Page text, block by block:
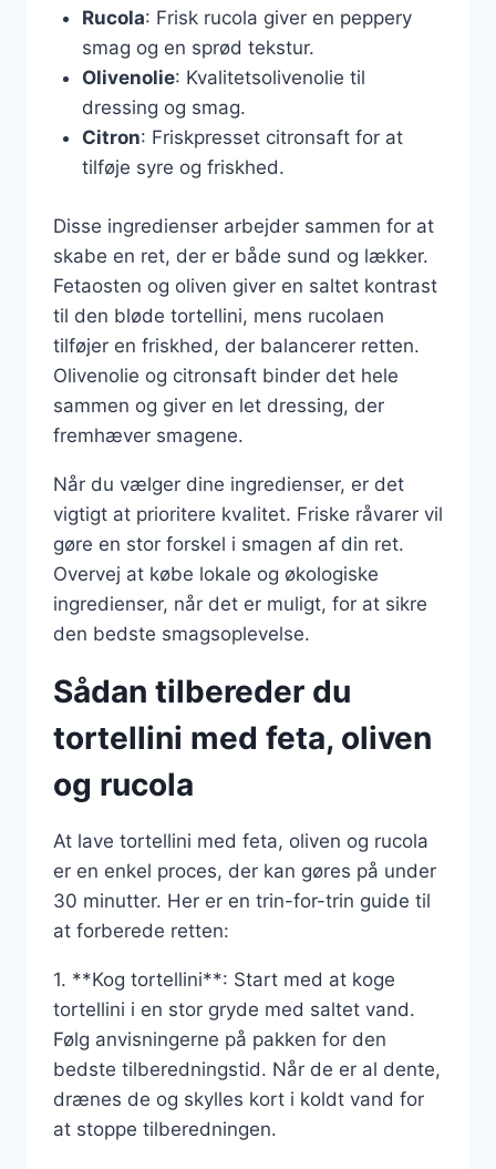
Rucola: Frisk rucola giver en peppery
smag og en sprød tekstur.
Olivenolie: Kvalitetsolivenolie til
dressing og smag.
Citron: Friskpresset citronsaft for at
tilføje syre og friskhed.
Disse ingredienser arbejder sammen for at
skabe en ret, der er både sund og lækker.
Fetaosten og oliven giver en saltet kontrast
til den bløde tortellini, mens rucolaen
tilføjer en friskhed, der balancerer retten.
Olivenolie og citronsaft binder det hele
sammen og giver en let dressing, der
fremhæver smagene.
Når du vælger dine ingredienser, er det
vigtigt at prioritere kvalitet. Friske råvarer vil
gøre en stor forskel i smagen af din ret.
Overvej at købe lokale og økologiske
ingredienser, når det er muligt, for at sikre
den bedste smagsoplevelse.
Sådan tilbereder du
tortellini med feta, oliven
og rucola
At lave tortellini med feta, oliven og rucola
er en enkel proces, der kan gøres på under
30 minutter. Her er en trin-for-trin guide til
at forberede retten:
1. **Kog tortellini**: Start med at koge
tortellini i en stor gryde med saltet vand.
Følg anvisningerne på pakken for den
bedste tilberedningstid. Når de er al dente,
drænes de og skylles kort i koldt vand for
at stoppe tilberedningen.